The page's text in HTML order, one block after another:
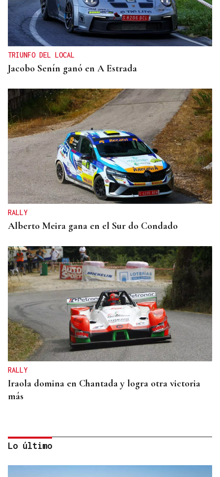
TRIUNFO DEL LOCAL
Jacobo Senín ganó en A Estrada
RALLY
Alberto Meira gana en el Sur do Condado
RALLY
Iraola domina en Chantada y logra otra victoria
más
Lo último